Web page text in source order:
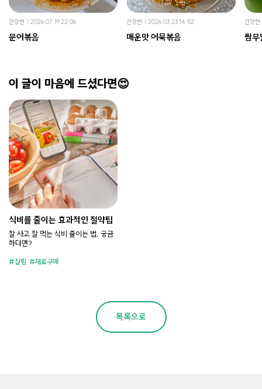
건강한 2026.07.19 22:06
문어볶음
건강한 2026.03.23 14:52
매운맛 어묵볶음
건강한
쌈무
이 글이 마음에 드셨다면😍
식비를 줄이는 효과적인 절약팁
잘 사고 잘 먹는 식비 줄이는 법, 궁금
하다면?
살림 재료구매
목록으로